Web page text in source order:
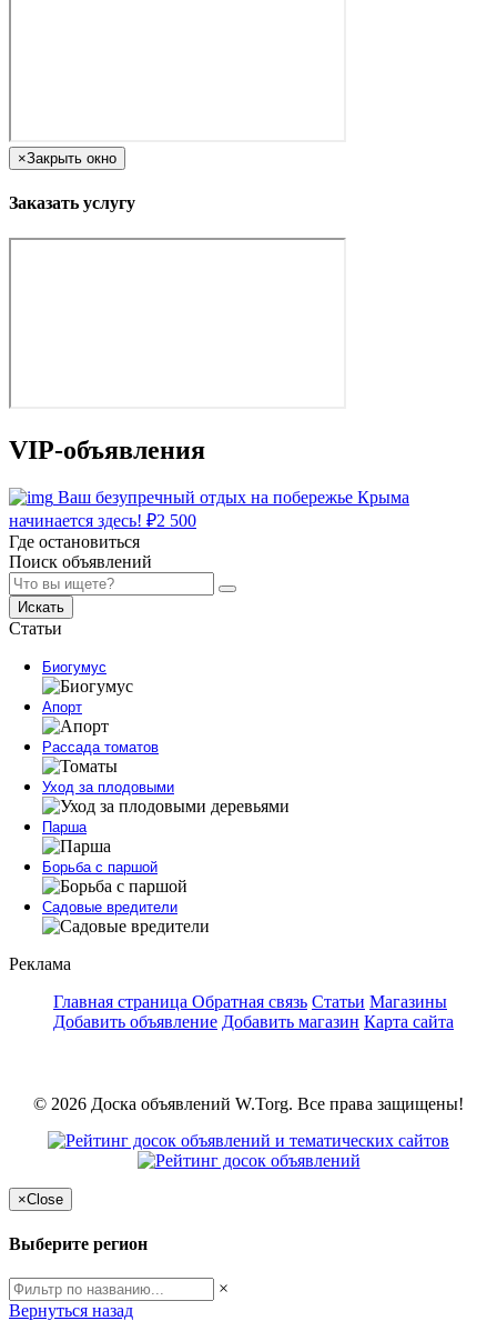
×Закрыть окно
Заказать услугу
VIP-объявления
Ваш безупречный отдых на побережье Крыма
начинается здесь! ₽2 500
Где остановиться
Поиск объявлений
Искать
Статьи
Биогумус
Апорт
Рассада томатов
Уход за плодовыми
Парша
Борьба с паршой
Садовые вредители
Реклама
Главная страница Обратная связь Статьи Магазины
Добавить объявление Добавить магазин Карта сайта
© 2026 Доска объявлений W.Torg. Все права защищены!
×Close
Выберите регион
×
Вернуться назад